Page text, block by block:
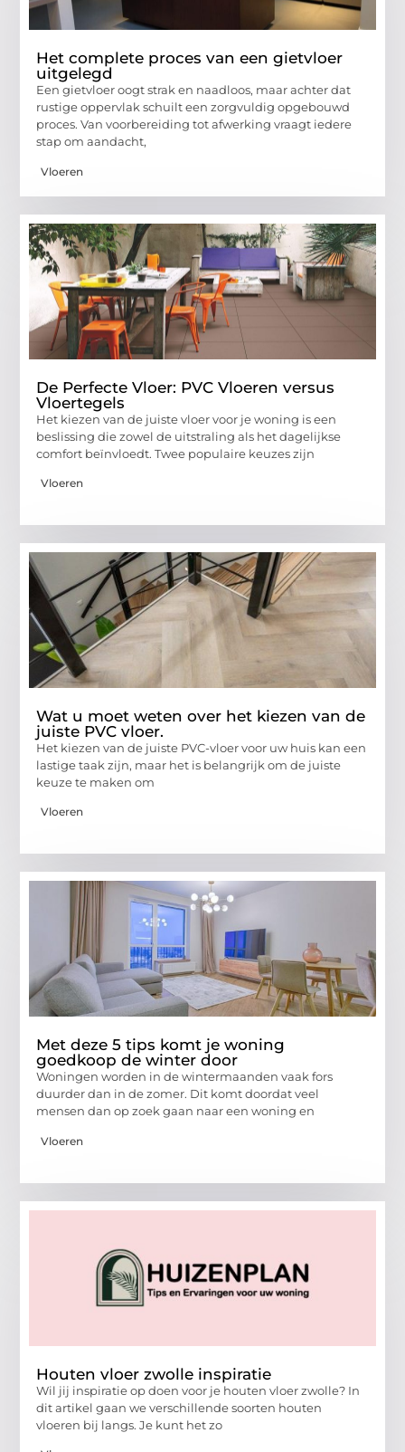
Het complete proces van een gietvloer
uitgelegd
Een gietvloer oogt strak en naadloos, maar achter dat
rustige oppervlak schuilt een zorgvuldig opgebouwd
proces. Van voorbereiding tot afwerking vraagt iedere
stap om aandacht,
Vloeren
De Perfecte Vloer: PVC Vloeren versus
Vloertegels
Het kiezen van de juiste vloer voor je woning is een
beslissing die zowel de uitstraling als het dagelijkse
comfort beïnvloedt. Twee populaire keuzes zijn
Vloeren
Wat u moet weten over het kiezen van de
juiste PVC vloer.
Het kiezen van de juiste PVC-vloer voor uw huis kan een
lastige taak zijn, maar het is belangrijk om de juiste
keuze te maken om
Vloeren
Met deze 5 tips komt je woning
goedkoop de winter door
Woningen worden in de wintermaanden vaak fors
duurder dan in de zomer. Dit komt doordat veel
mensen dan op zoek gaan naar een woning en
Vloeren
Houten vloer zwolle inspiratie
Wil jij inspiratie op doen voor je houten vloer zwolle? In
dit artikel gaan we verschillende soorten houten
vloeren bij langs. Je kunt het zo